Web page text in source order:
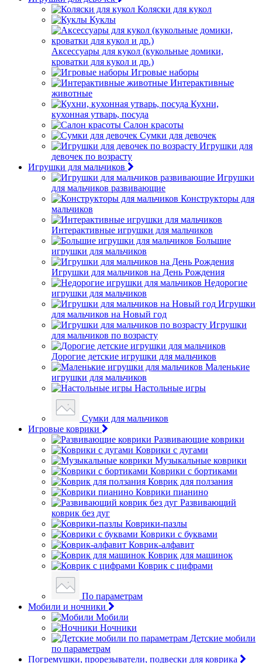
Коляски для кукол
Куклы
Аксессуары для кукол (кукольные домики,
кроватки для кукол и др.)
Игровые наборы
Интерактивные
животные
Кухни,
кухонная утварь, посуда
Салон красоты
Сумки для девочек
Игрушки для
девочек по возрасту
Игрушки для мальчиков
Игрушки
для мальчиков развивающие
Конструкторы для
мальчиков
Интерактивные игрушки для мальчиков
Большие
игрушки для мальчиков
Игрушки для мальчиков на День Рождения
Недорогие
игрушки для мальчиков
Игрушки
для мальчиков на Новый год
Игрушки
для мальчиков по возрасту
Дорогие детские игрушки для мальчиков
Маленькие
игрушки для мальчиков
Настольные игры
Сумки для мальчиков
Игровые коврики
Развивающие коврики
Коврики с дугами
Музыкальные коврики
Коврики с бортиками
Коврик для ползания
Коврики пианино
Развивающий
коврик без дуг
Коврики-пазлы
Коврики с буквами
Коврик-алфавит
Коврик для машинок
Коврик с цифрами
По параметрам
Мобили и ночники
Мобили
Ночники
Детские мобили
по параметрам
Погремушки, прорезыватели, подвески для коврика